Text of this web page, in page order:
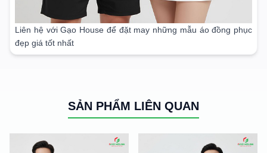
Liên hệ với Gạo House để đặt may những mẫu áo đồng phục
đẹp giá tốt nhất
SẢN PHẨM LIÊN QUAN